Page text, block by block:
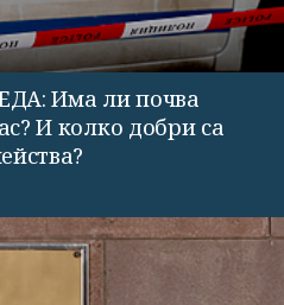
Има ли почва
И колко добри са